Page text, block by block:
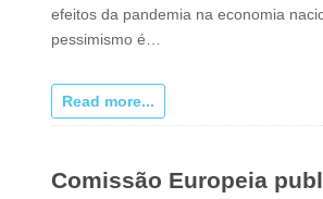
efeitos da pandemia na economia
pessimismo é…
Read more...
Comissão Europeia